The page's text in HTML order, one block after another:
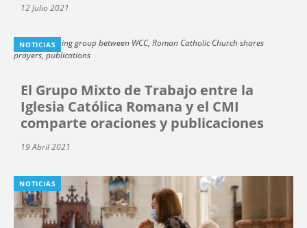
12 Julio 2021
NOTICIAS
El Grupo Mixto de Trabajo entre la
Iglesia Católica Romana y el CMI
comparte oraciones y publicaciones
19 Abril 2021
NOTICIAS